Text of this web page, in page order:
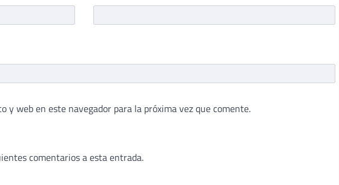
y web en este navegador para la próxima vez que comente.
comentarios a esta entrada.